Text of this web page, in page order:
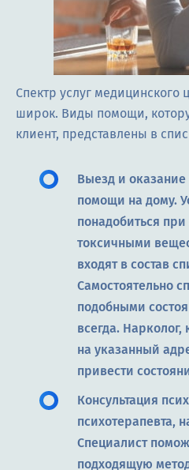
Спектр услуг медицинского
широк. Виды помощи,
клиент, представлены в
Выезд и оказание
помощи на дому.
понадобиться
токсичными
входят в состав
Самостоятельно
подобными
всегда.
на указанный
привести
Консультация
психотерапевта,
Специалист
подходящую